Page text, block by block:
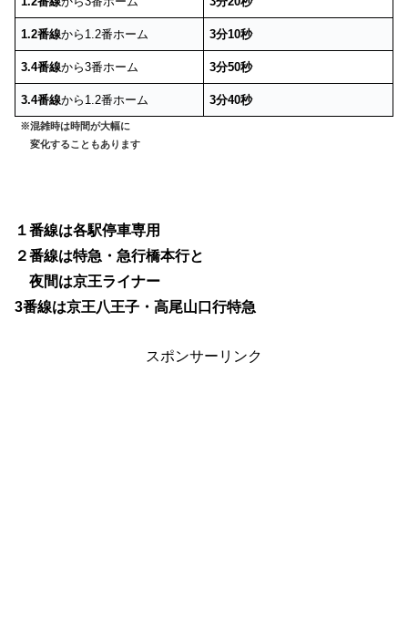
1.2番線から1.2番ホーム 3分10秒
3.4番線から3番ホーム 3分50秒
3.4番線から1.2番ホーム 3分40秒
※混雑時は時間が大幅に
変化することもあります
１番線は各駅停車専用
２番線は特急・急行橋本行と
夜間は京王ライナー
3番線は京王八王子・高尾山口行特急
スポンサーリンク